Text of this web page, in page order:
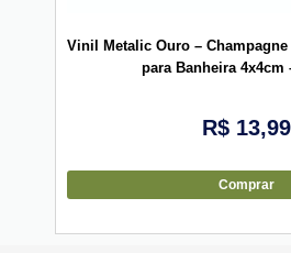
Vinil Metalic Ouro –
para Banheira 4x4cm
R$13,99
Comprar